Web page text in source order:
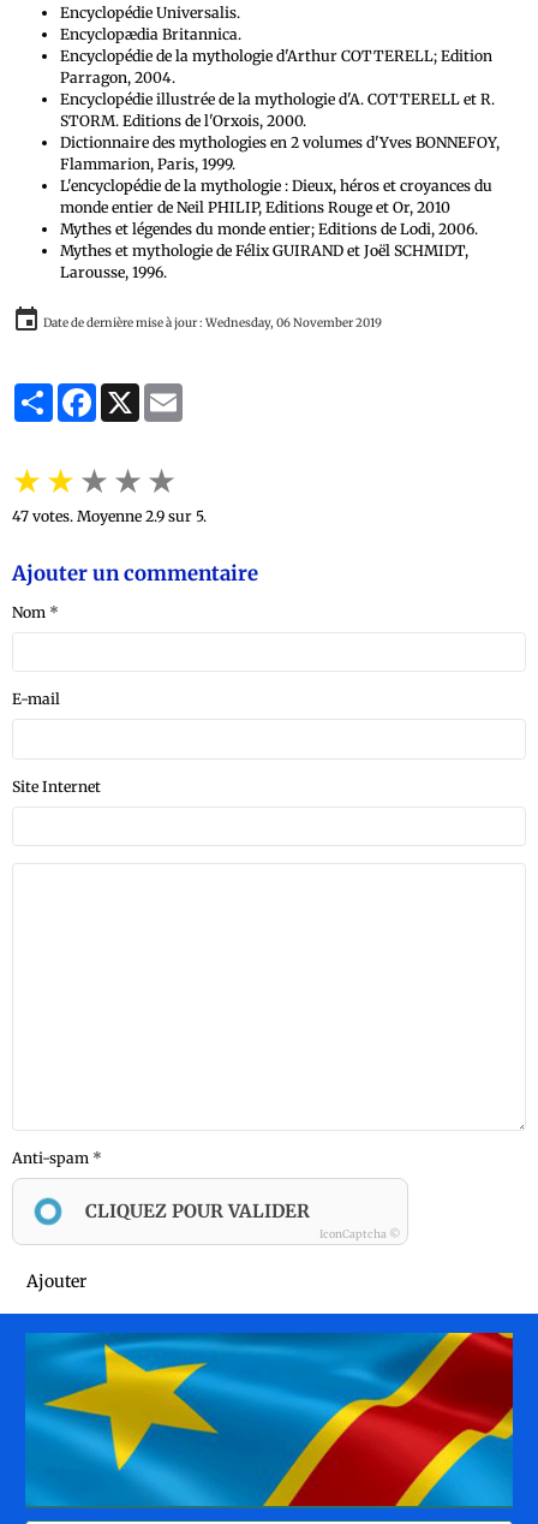
Encyclopédie Universalis.
Encyclopædia Britannica.
Encyclopédie de la mythologie d'Arthur COTTERELL; Edition
Parragon, 2004.
Encyclopédie illustrée de la mythologie d'A. COTTERELL et R.
STORM. Editions de l'Orxois, 2000.
Dictionnaire des mythologies en 2 volumes d'Yves BONNEFOY,
Flammarion, Paris, 1999.
L'encyclopédie de la mythologie : Dieux, héros et croyances du
monde entier de Neil PHILIP, Editions Rouge et Or, 2010
Mythes et légendes du monde entier; Editions de Lodi, 2006.
Mythes et mythologie de Félix GUIRAND et Joël SCHMIDT,
Larousse, 1996.
Date de dernière mise à jour : Wednesday, 06 November 2019
PartagerFacebook
X
★★★★★
47 votes. Moyenne 2.9 sur 5.
Ajouter un commentaire
Nom
E-mail
Site Internet
Anti-spam
CLIQUEZ POUR VALIDER
IconCaptcha ©
Ajouter